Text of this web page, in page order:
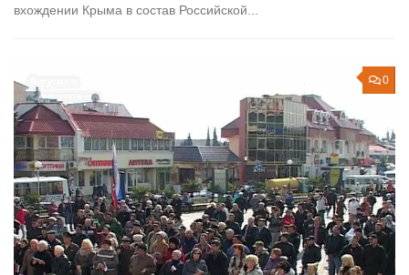
вхождении Крыма в состав Российской...
0